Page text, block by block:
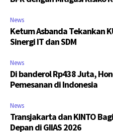
News
Ketum Asbanda Tekankan
Sinergi IT dan SDM
News
Di banderol Rp438 Juta,
Pemesanan di Indonesia
News
Transjakarta dan KINTO
Depan di GIIAS 2026